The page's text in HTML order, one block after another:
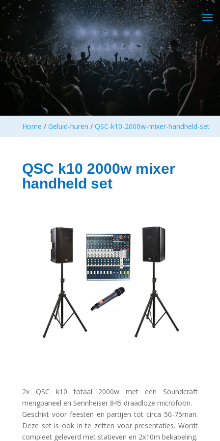
Home / Geluid-huren / QSC-k10-2000w-mixer-handheld-set
QSC k10 2000w mixer
handheld set
2x QSC k10 totaal 2000w met een
Soundcraft
mengpaneel en Sennheiser 845 draadloze microfoon.
Geschikt voor feesten en partijen tot circa 50-75man.
Deze set is ook in te zetten voor presentaties. Wordt
compleet geleverd met statieven en 2x10m bekabeling.